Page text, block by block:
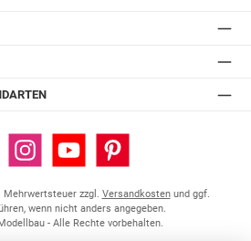
Instagram YouTube Pinterest
zzgl. Versandkostenund ggf.
wenn nicht anders angegeben.
- Alle Rechte vorbehalten.